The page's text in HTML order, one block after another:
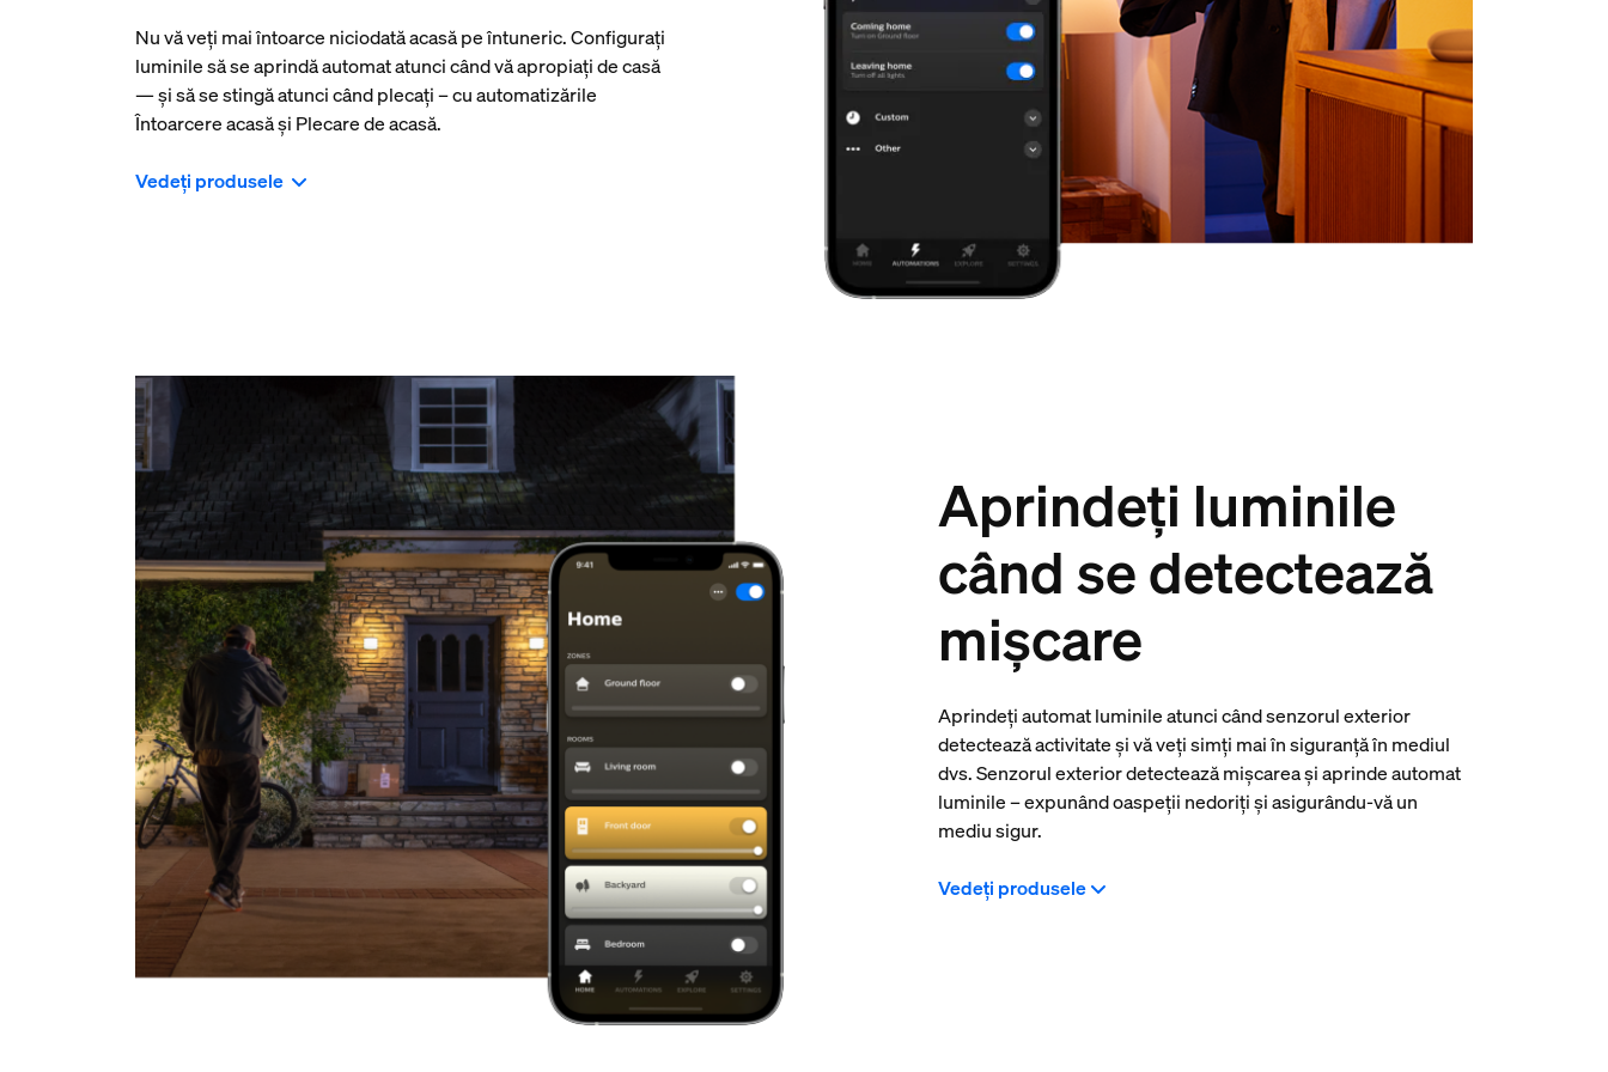
Nu vă veți mai întoarce niciodată acasă pe întuneric. Configurați
luminile să se aprindă automat atunci când vă apropiați de casă
— și să se stingă atunci când plecați – cu automatizările
Întoarcere acasă și Plecare de acasă.
Vedeți produsele
Aprindeți luminile
când se detectează
mișcare
Aprindeți automat luminile atunci când senzorul exterior
detectează activitate și vă veți simți mai în siguranță în mediul
dvs. Senzorul exterior detectează mișcarea și aprinde automat
luminile – expunând oaspeții nedoriți și asigurându-vă un
mediu sigur.
Vedeți produsele